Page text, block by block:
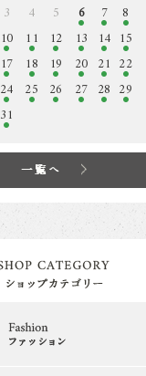
3 4 5 6 7
8
10 11 12 13 14 15
17 18 19 20 21 22
24 25 26 27 28 29
31